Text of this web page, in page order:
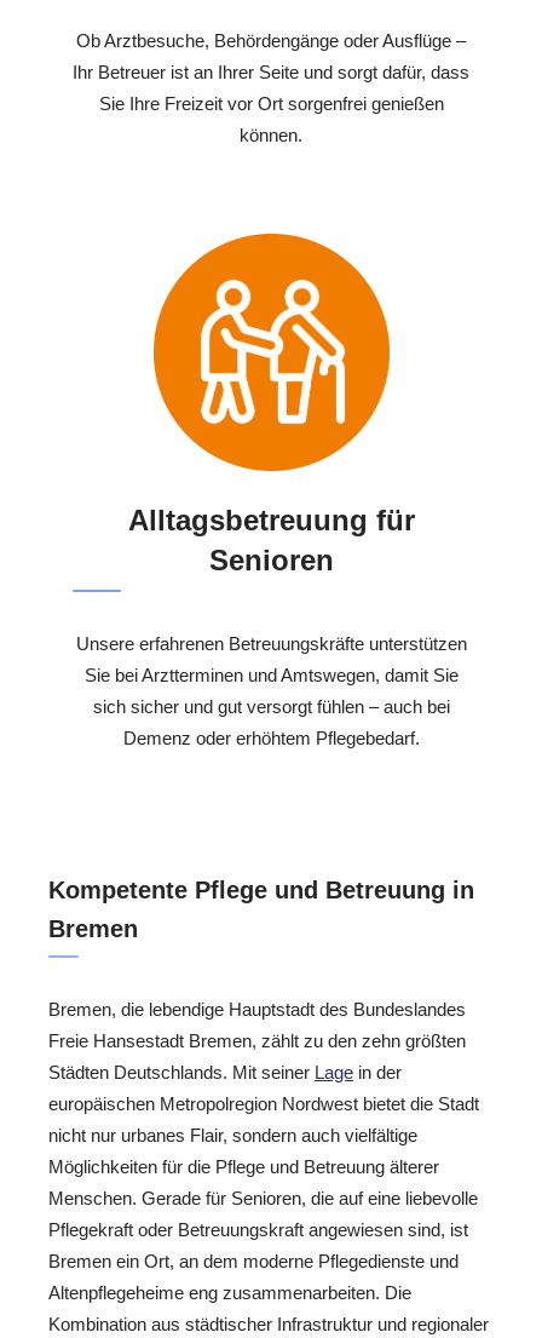
Ob Arztbesuche, Behördengänge oder Ausflüge –
Ihr Betreuer ist an Ihrer Seite und sorgt dafür, dass
Sie Ihre Freizeit vor Ort sorgenfrei genießen
können.
Alltagsbetreuung für
Senioren
Unsere erfahrenen Betreuungskräfte unterstützen
Sie bei Arztterminen und Amtswegen, damit Sie
sich sicher und gut versorgt fühlen – auch bei
Demenz oder erhöhtem Pflegebedarf.
Kompetente Pflege und Betreuung in
Bremen
Bremen, die lebendige Hauptstadt des Bundeslandes
Freie Hansestadt Bremen, zählt zu den zehn größten
Städten Deutschlands. Mit seiner Lage in der
europäischen Metropolregion Nordwest bietet die Stadt
nicht nur urbanes Flair, sondern auch vielfältige
Möglichkeiten für die Pflege und Betreuung älterer
Menschen. Gerade für Senioren, die auf eine liebevolle
Pflegekraft oder Betreuungskraft angewiesen sind, ist
Bremen ein Ort, an dem moderne Pflegedienste und
Altenpflegeheime eng zusammenarbeiten. Die
Kombination aus städtischer Infrastruktur und regionaler